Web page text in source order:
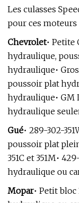
Les culasses
pour ces moteurs
Chevrolet• Petite
hydraulique,
hydraulique•
poussoir plat
hydraulique• GM
hydraulique
Gué• 289-302-
poussoir plat
351C et 351M•
hydraulique ou
Mopar• Petit bloc